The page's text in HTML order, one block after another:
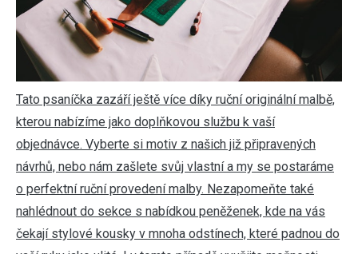
Tato psaníčka zazáří ještě více díky ruční originální malbě,
kterou nabízíme jako doplňkovou službu k vaší
objednávce. Vyberte si motiv z našich již připravených
návrhů, nebo nám zašlete svůj vlastní a my se postaráme
o perfektní ruční provedení malby. Nezapomeňte také
nahlédnout do sekce s nabídkou peněženek, kde na vás
čekají stylové kousky v mnoha odstínech, které padnou do